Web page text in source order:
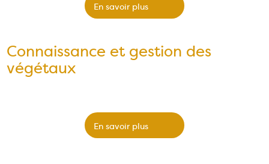
En savoir plus
Connaissance et gestion des
végétaux
En savoir plus